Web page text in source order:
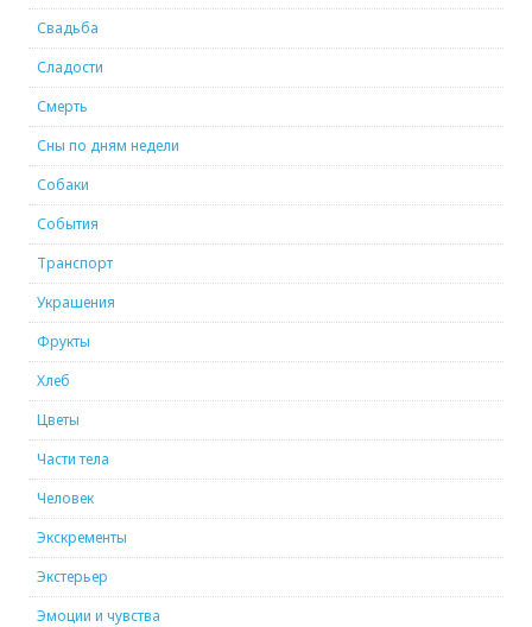
Свадьба
Сладости
Смерть
Сны по дням недели
Собаки
События
Транспорт
Украшения
Фрукты
Хлеб
Цветы
Части тела
Человек
Экскременты
Экстерьер
Эмоции и чувства